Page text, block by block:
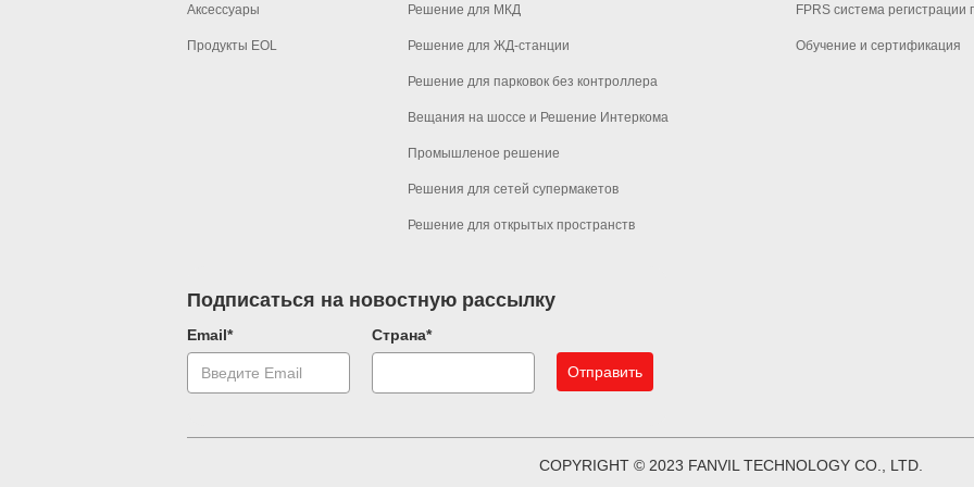
Аксессуары
Продукты EOL
Решение для МКД
Решение для ЖД-станции
Решение для парковок без контроллера
Вещания на шоссе и Решение Интеркома
Промышленое решение
Решения для сетей супермакетов
Решение для открытых пространств
FPRS система регистрации
Обучение и сертификация
Подписаться на новостную рассылку
Email* Страна*
Отправить
COPYRIGHT © 2023 FANVIL TECHNOLOGY CO., LTD.